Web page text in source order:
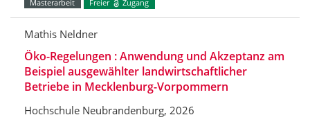
Masterarbeit Freier Zugang
Mathis Neldner
Öko-Regelungen : Anwendung und Akzeptanz am
Beispiel ausgewählter landwirtschaftlicher
Betriebe in Mecklenburg-Vorpommern
Hochschule Neubrandenburg, 2026